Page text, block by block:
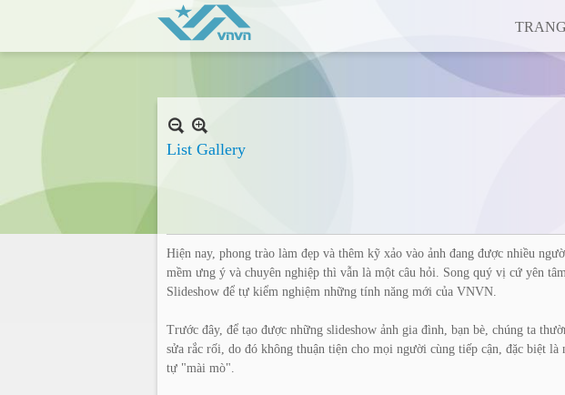
List Gallery
Hiện nay, phong trào làm đẹp và thêm kỹ xảo vào ảnh đang được nhiều
mềm ưng ý và chuyên nghiệp thì vẫn là một câu hỏi. Song quý vị cứ yên
Slideshow để tự kiểm nghiệm những tính năng mới của VNVN.
Trước đây, để tạo được những slideshow ảnh gia đình, bạn bè, chúng ta
sửa rắc rối, do đó không thuận tiện cho mọi người cùng tiếp cận, đặc biệt
tự "mài mò".